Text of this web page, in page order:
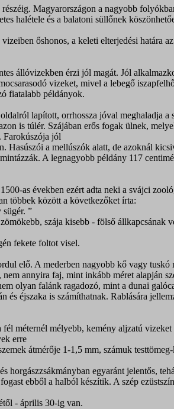
Magyarországon a nagyobb
halétele és a balatoni süllőnek
őshonos, a keleti elterjedési
állóvizekben érzi jól magát. Jól
vizeket, mivel a lebegő
fiatalabb példányok.
lapított, orrhossza jóval meghaladja a
is túlér. Szájában erős fogak ülnek,
Farokúszója jól
Hasúszói a mellúszók alatt, de azoknál
A legnagyobb példány 117
as években ezért adta neki a svájci
többek között a következőket írta:
sügér. ”
szája kisebb - fölső
fekete foltot visel.
elő. A mederben nagyobb kő vagy
annyira faj, mint inkább méret alapján
olyan falánk ragadozó, mint a dunai
és éjszaka is számíthatnak. Rablására
méternél mélyebb, kemény aljzatú
erre
átmérője 1-1,5 mm, számuk
horgászzsákmányban egyaránt jelentős,
ebből a halból készítik. A szép
- április 30-ig van.